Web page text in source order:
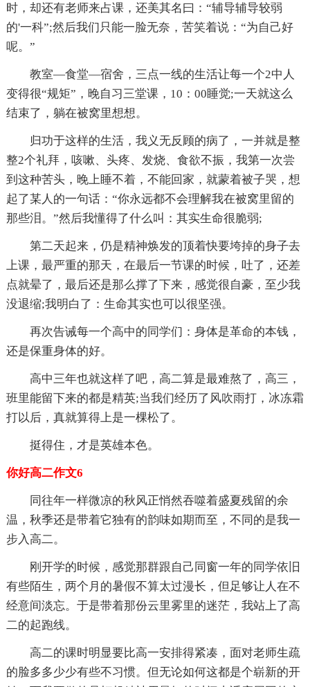
时，却还有老师来占课，还美其名曰：“辅导辅导较弱
的'一科”;然后我们只能一脸无奈，苦笑着说：“为自己好
呢。”
教室—食堂—宿舍，三点一线的生活让每一个2中人
变得很“规矩”，晚自习三堂课，10：00睡觉;一天就这么
结束了，躺在被窝里想想。
归功于这样的生活，我义无反顾的病了，一并就是整
整2个礼拜，咳嗽、头疼、发烧、食欲不振，我第一次尝
到这种苦头，晚上睡不着，不能回家，就蒙着被子哭，想
起了某人的一句话：“你永远都不会理解我在被窝里留的
那些泪。”然后我懂得了什么叫：其实生命很脆弱;
第二天起来，仍是精神焕发的顶着快要垮掉的身子去
上课，最严重的那天，在最后一节课的时候，吐了，还差
点就晕了，最后还是那么撑了下来，感觉很自豪，至少我
没退缩;我明白了：生命其实也可以很坚强。
再次告诫每一个高中的同学们：身体是革命的本钱，
还是保重身体的好。
高中三年也就这样了吧，高二算是最难熬了，高三，
班里能留下来的都是精英;当我们经历了风吹雨打，冰冻霜
打以后，真就算得上是一棵松了。
挺得住，才是英雄本色。
你好高二作文6
同往年一样微凉的秋风正悄然吞噬着盛夏残留的余
温，秋季还是带着它独有的韵味如期而至，不同的是我一
步入高二。
刚开学的时候，感觉那群跟自己同窗一年的同学依旧
有些陌生，两个月的暑假不算太过漫长，但足够让人在不
经意间淡忘。于是带着那份云里雾里的迷茫，我站上了高
二的起跑线。
高二的课时明显要比高一安排得紧凑，面对老师生疏
的脸多多少少有些不习惯。但无论如何这都是个崭新的开